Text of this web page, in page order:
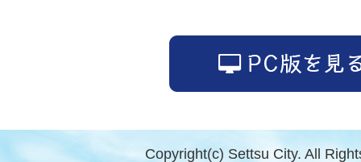
Copyright(c) Settsu City. All